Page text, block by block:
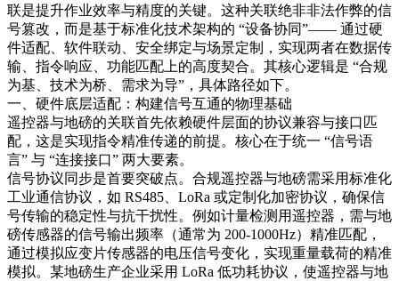
联是提升作业效率与精度的关键。这种关联绝非非法作弊的信
号篡改，而是基于标准化技术架构的 “设备协同”—— 通过硬
件适配、软件联动、安全绑定与场景定制，实现两者在数据传
输、指令响应、功能匹配上的高度契合。其核心逻辑是 “合规
为基、技术为桥、需求为导”，具体路径如下。​
一、硬件底层适配：构建信号互通的物理基础​
遥控器与地磅的关联首先依赖硬件层面的协议兼容与接口匹
配，这是实现指令精准传递的前提。核心在于统一 “信号语
言” 与 “连接接口” 两大要素。​
信号协议同步是首要突破点。合规遥控器与地磅需采用标准化
工业通信协议，如 RS485、LoRa 或定制化加密协议，确保信
号传输的稳定性与抗干扰性。例如计量检测用遥控器，需与地
磅传感器的信号输出频率（通常为 200-1000Hz）精准匹配，
通过模拟应变片传感器的电压信号变化，实现重量载荷的精准
模拟。某地磅生产企业采用 LoRa 低功耗协议，使遥控器与地